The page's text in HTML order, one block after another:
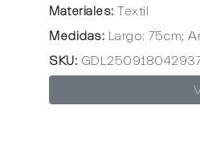
Materiales: Textil
Medidas: Largo: 75cm;
SKU: